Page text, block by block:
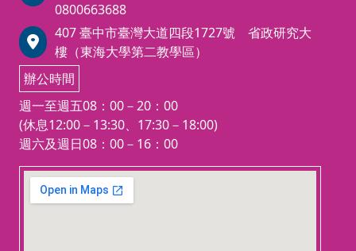
0800663688
407 臺中市臺灣大道四段1727號 省政研究大
樓（東海大學第二教學區）
辦公時間
週一至週五08：00－20：00
(休息12:00－13:30、17:30－18:00)
週六及週日08：00－16：00
123 movies
embedgooglemap.net